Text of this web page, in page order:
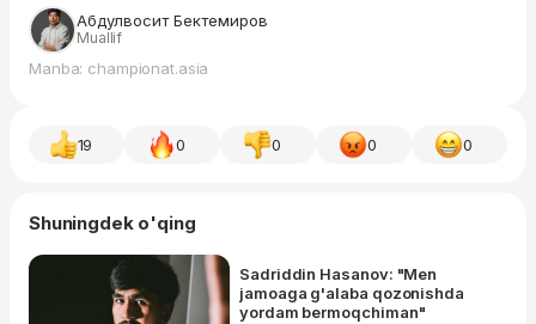
Абдулвосит Бектемиров
Muallif
Manba: championat.asia
19 0 0 0 0
Shuningdek o'qing
Sadriddin Hasanov: "Men
jamoaga g'alaba qozonishda
yordam bermoqchiman"